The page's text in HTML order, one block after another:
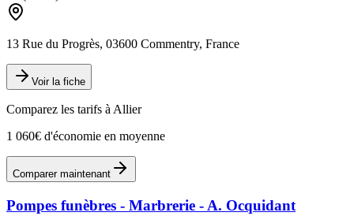
13 Rue du Progrès, 03600 Commentry, France
Voir la fiche
Comparez les tarifs à Allier
1 060€ d'économie en moyenne
Comparer maintenant
Pompes funèbres - Marbrerie - A. Ocquidant